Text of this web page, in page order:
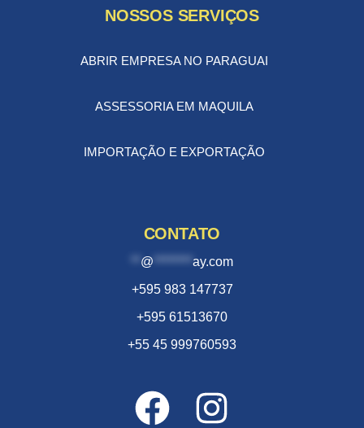
NOSSOS SERVIÇOS
ABRIR EMPRESA NO PARAGUAI
ASSESSORIA EM MAQUILA
IMPORTAÇÃO E EXPORTAÇÃO
CONTATO
@ ******** ay.com
+595 983 147737
+595 61513670
+55 45 999760593